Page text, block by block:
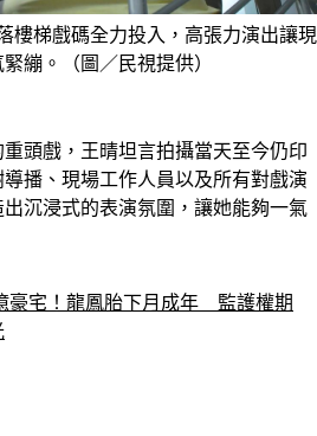
樓梯戲碼全力投入，高張力演出讓
頭戲，王晴坦言拍攝當天至今仍印
播、現場工作人員以及所有對戲演
沉浸式的表演氛圍，讓她能夠一氣
豪宅！龍鳳胎下月成年　監護權期